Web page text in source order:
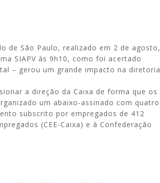
de São Paulo, realizado em 2 de agosto,
SIAPV às 9h10, como foi acertado
– gerou um grande impacto na diretoria
a direção da Caixa de forma que os
um abaixo-assinado com quatro
subscrito por empregados de 412
(CEE-Caixa) e à Confederação